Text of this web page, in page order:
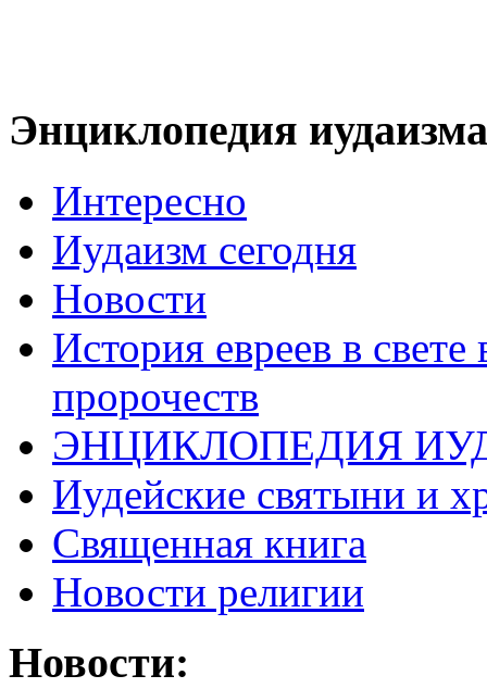
Энциклопедия иудаизма
Интересно
Иудаизм сегодня
Новости
История евреев в
пророчеств
ЭНЦИКЛОПЕДИЯ
Иудейские святыни и
Священная книга
Новости религии
Новости: